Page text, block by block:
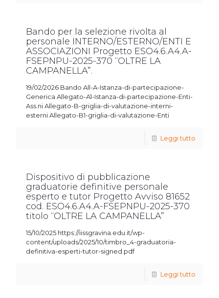
Bando per la selezione rivolta al
personale INTERNO/ESTERNO/ENTI E
ASSOCIAZIONI Progetto ESO4.6.A4.A-
FSEPNPU-2025-370 “OLTRE LA
CAMPANELLA”.
19/02/2026 Bando All-A-Istanza-di-partecipazione-
Generica Allegato-A1-Istanza-di-partecipazione-Enti-
Ass.ni Allegato-B-griglia-di-valutazione-interni-
esterni Allegato-B1-griglia-di-valutazione-Enti
Leggi tutto
Dispositivo di pubblicazione
graduatorie definitive personale
esperto e tutor Progetto Avviso 81652
cod. ESO4.6.A4.A-FSEPNPU-2025-370
titolo “OLTRE LA CAMPANELLA”
15/10/2025 https://iissgravina.edu.it/wp-
content/uploads/2025/10/timbro_4-graduatoria-
definitiva-esperti-tutor-signed.pdf
Leggi tutto